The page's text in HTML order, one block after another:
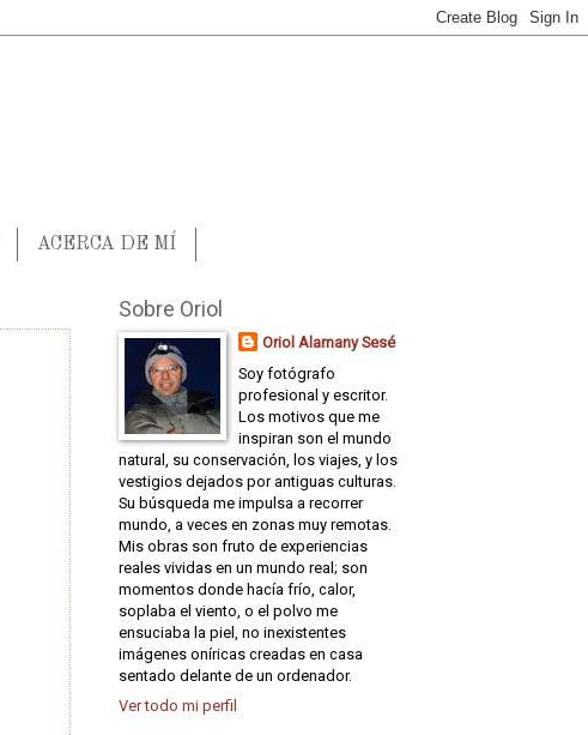
ACERCA DE MÍ
Sobre Oriol
Oriol Alamany Sesé
Soy fotógrafo
profesional y escritor.
Los motivos que me
inspiran son el mundo
natural, su conservación, los viajes, y los
vestigios dejados por antiguas culturas.
Su búsqueda me impulsa a recorrer
mundo, a veces en zonas muy remotas.
Mis obras son fruto de experiencias
reales vividas en un mundo real; son
momentos donde hacía frío, calor,
soplaba el viento, o el polvo me
ensuciaba la piel, no inexistentes
imágenes oníricas creadas en casa
sentado delante de un ordenador.
Ver todo mi perfil